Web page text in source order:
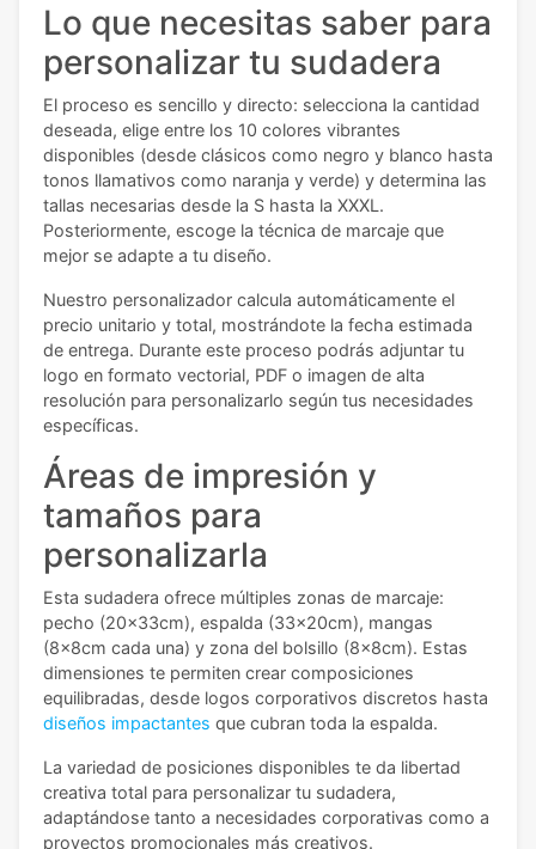
Lo que necesitas saber para
personalizar tu sudadera
El proceso es sencillo y directo: selecciona la cantidad
deseada, elige entre los 10 colores vibrantes
disponibles (desde clásicos como negro y blanco hasta
tonos llamativos como naranja y verde) y determina las
tallas necesarias desde la S hasta la XXXL.
Posteriormente, escoge la técnica de marcaje que
mejor se adapte a tu diseño.
Nuestro personalizador calcula automáticamente el
precio unitario y total, mostrándote la fecha estimada
de entrega. Durante este proceso podrás adjuntar tu
logo en formato vectorial, PDF o imagen de alta
resolución para personalizarlo según tus necesidades
específicas.
Áreas de impresión y
tamaños para
personalizarla
Esta sudadera ofrece múltiples zonas de marcaje:
pecho (20x33cm), espalda (33x20cm), mangas
(8x8cm cada una) y zona del bolsillo (8x8cm). Estas
dimensiones te permiten crear composiciones
equilibradas, desde logos corporativos discretos hasta
diseños impactantes que cubran toda la espalda.
La variedad de posiciones disponibles te da libertad
creativa total para personalizar tu sudadera,
adaptándose tanto a necesidades corporativas como a
proyectos promocionales más creativos.